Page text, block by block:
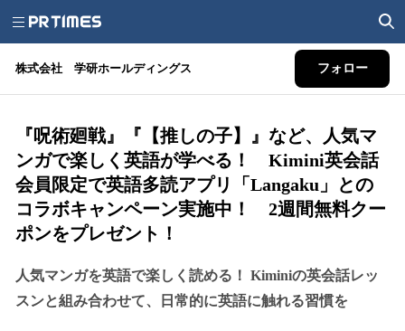
株式会社 学研ホールディングス フォロー
『呪術廻戦』『【推しの子】』など、人気マ
ンガで楽しく英語が学べる！ Kimini英会話
会員限定で英語多読アプリ「Langaku」との
コラボキャンペーン実施中！ 2週間無料クー
ポンをプレゼント！
人気マンガを英語で楽しく読める！ Kiminiの英会話レッ
スンと組み合わせて、日常的に英語に触れる習慣を